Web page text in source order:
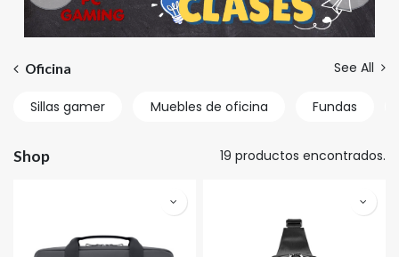
Oficina See All
Sillas gamer Muebles de oficina Fundas
Shop 19 productos encontrados.